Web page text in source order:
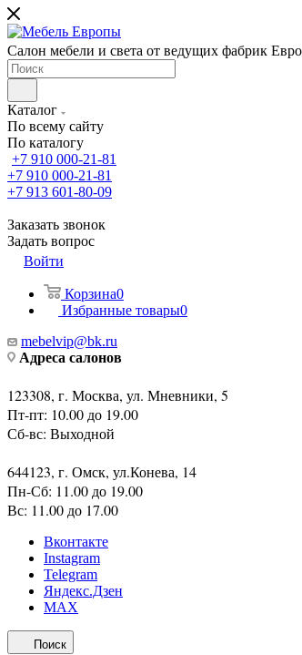
Салон мебели и света от ведущих фабрик
Каталог
По всему сайту
По каталогу
+7 910 000-21-81
+7 910 000-21-81
+7 913 601-80-09
Заказать звонок
Задать вопрос
Войти
Корзина0
Избранные товары0
mebelvip@bk.ru
Адреса салонов
123308, г. Москва, ул. Мневники, 5
Пт-пт: 10.00 до 19.00
Сб-вс: Выходной
644123, г. Омск, ул.Конева, 14
Пн-Сб: 11.00 до 19.00
Вс: 11.00 до 17.00
Вконтакте
Instagram
Telegram
Яндекс.Дзен
MAX
Поиск